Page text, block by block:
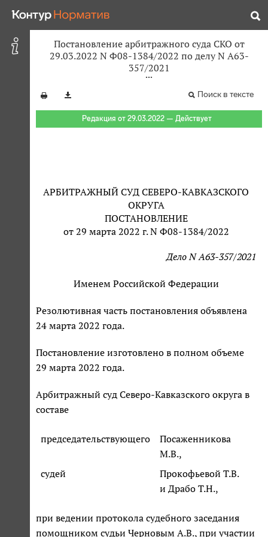
Постановление арбитражного суда СКО от
29.03.2022 N Ф08-1384/2022 по делу N А63-
357/2021
Поиск в тексте
Редакция от 29.03.2022 — Действует
АРБИТРАЖНЫЙ СУД СЕВЕРО-КАВКАЗСКОГО
ОКРУГА
ПОСТАНОВЛЕНИЕ
от 29 марта 2022 г. N Ф08-1384/2022
Дело N А63-357/2021
Именем Российской Федерации
Резолютивная часть постановления объявлена
24 марта 2022 года.
Постановление изготовлено в полном объеме
29 марта 2022 года.
Арбитражный суд Северо-Кавказского округа в
составе
председательствующего
Посаженникова
М.В.,
судей
Прокофьевой Т.В.
и Драбо Т.Н.,
при ведении протокола судебного заседания
помощником судьи Черновым А.В., при участии